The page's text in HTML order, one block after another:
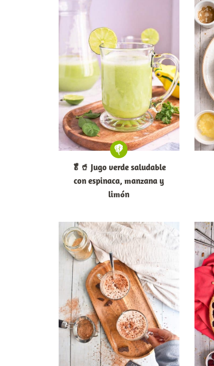
🥬🥤 Jugo verde saludable
con espinaca, manzana y
limón